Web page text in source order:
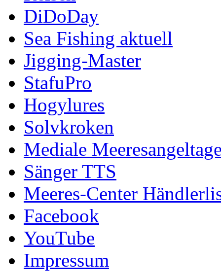
DiDoDay
Sea Fishing aktuell
Jigging-Master
StafuPro
Hogylures
Solvkroken
Mediale
Sänger TTS
Meeres-Center
Facebook
YouTube
Impressum